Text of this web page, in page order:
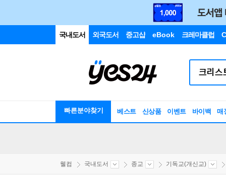
국내도서 외국도서 중고샵 eBook 크레마클럽
빠른분야찾기 베스트 신상품 이벤트 바이백 매
웰컴 국내도서 종교 기독교(개신교)